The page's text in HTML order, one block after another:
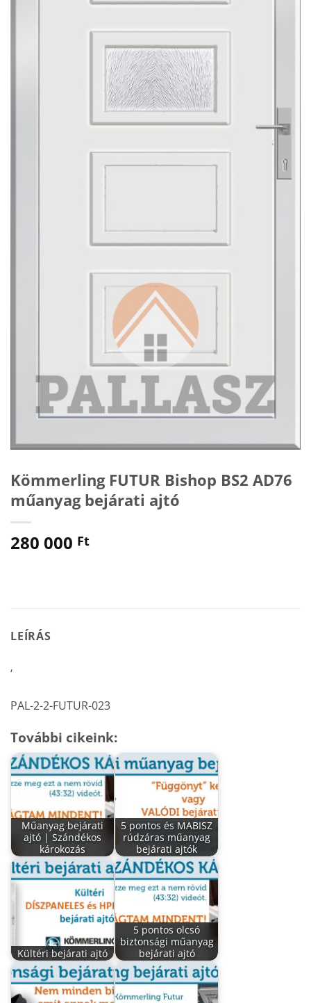
Kömmerling FUTUR Bishop BS2 AD76
műanyag bejárati ajtó
280 000 Ft
LEÍRÁS
‘
PAL-2-2-FUTUR-023
További cikeink:
Műanyag bejárati
ajtó | Szándékos
károkozás
5 pontos és MABISZ
rúdzáras műanyag
bejárati ajtók
Kültéri bejárati ajtó
5 pontos olcsó
biztonsági műanyag
bejárati ajtó